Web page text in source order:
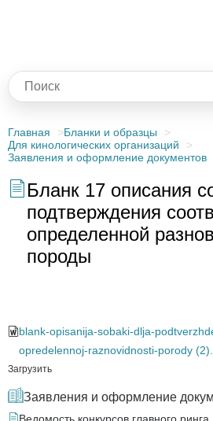
Главная
Бланки и образцы
Для кинологических организаций
Заявления и оформление документов
Бланк 17 описания
подтверждения
определенной
породы
blank-opisanija-sobaki-dlja-
opredelennoj-raznovidnosti-porody
Загрузить
Заявления и оформление